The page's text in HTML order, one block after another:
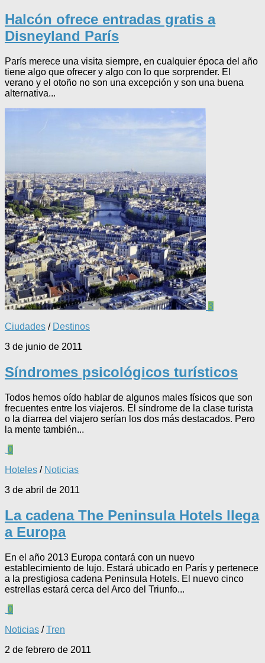
Halcón ofrece entradas gratis a
Disneyland París
París merece una visita siempre, en cualquier época del año
tiene algo que ofrecer y algo con lo que sorprender. El
verano y el otoño no son una excepción y son una buena
alternativa...
3
Ciudades / Destinos
3 de junio de 2011
Síndromes psicológicos turísticos
Todos hemos oído hablar de algunos males físicos que son
frecuentes entre los viajeros. El síndrome de la clase turista
o la diarrea del viajero serían los dos más destacados. Pero
la mente también...
0
Hoteles / Noticias
3 de abril de 2011
La cadena The Peninsula Hotels llega
a Europa
En el año 2013 Europa contará con un nuevo
establecimiento de lujo. Estará ubicado en París y pertenece
a la prestigiosa cadena Peninsula Hotels. El nuevo cinco
estrellas estará cerca del Arco del Triunfo...
0
Noticias /Tren
2 de febrero de 2011